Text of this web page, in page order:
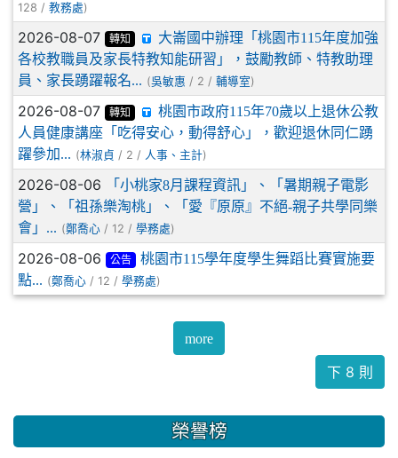
128 / 教務處)
2026-08-07 轉知
大崙國中辦理「桃園市115年度加強
各校教職員及家長特教知能研習」，鼓勵教師、特教助理
員、家長踴躍報名... (吳敏惠 / 2 / 輔導室)
2026-08-07 轉知
桃園市政府115年70歲以上退休公教
人員健康講座「吃得安心，動得舒心」，歡迎退休同仁踴
躍參加... (林淑貞 / 2 / 人事、主計)
2026-08-06
「小桃家8月課程資訊」、「暑期親子電影
營」、「祖孫樂淘桃」、「愛『原原』不絕-親子共學同樂
會」... (鄭喬心 / 12 / 學務處)
2026-08-06 公告
桃園市115學年度學生舞蹈比賽實施要
點... (鄭喬心 / 12 / 學務處)
more
下 8 則
榮譽榜